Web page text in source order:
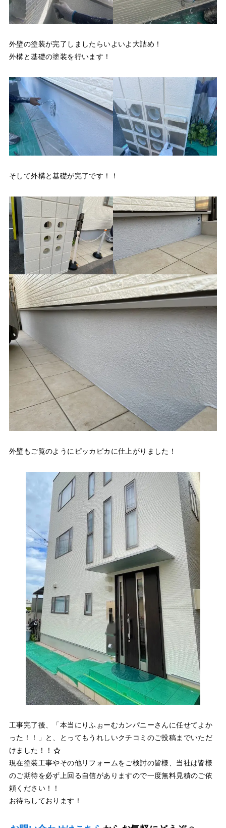
外壁の塗装が完了しましたらいよいよ大詰め！
外構と基礎の塗装を行います！
そして外構と基礎が完了です！！
外壁もご覧のようにピッカピカに仕上がりました！
工事完了後、「本当にりふぉーむカンパニーさんに任せてよか
った！！」と、とってもうれしいクチコミのご投稿までいただ
けました！！
現在塗装工事やその他リフォームをご検討の皆様、当社は皆様
のご期待を必ず上回る自信がありますので一度無料見積のご依
頼ください！！
お待ちしております！